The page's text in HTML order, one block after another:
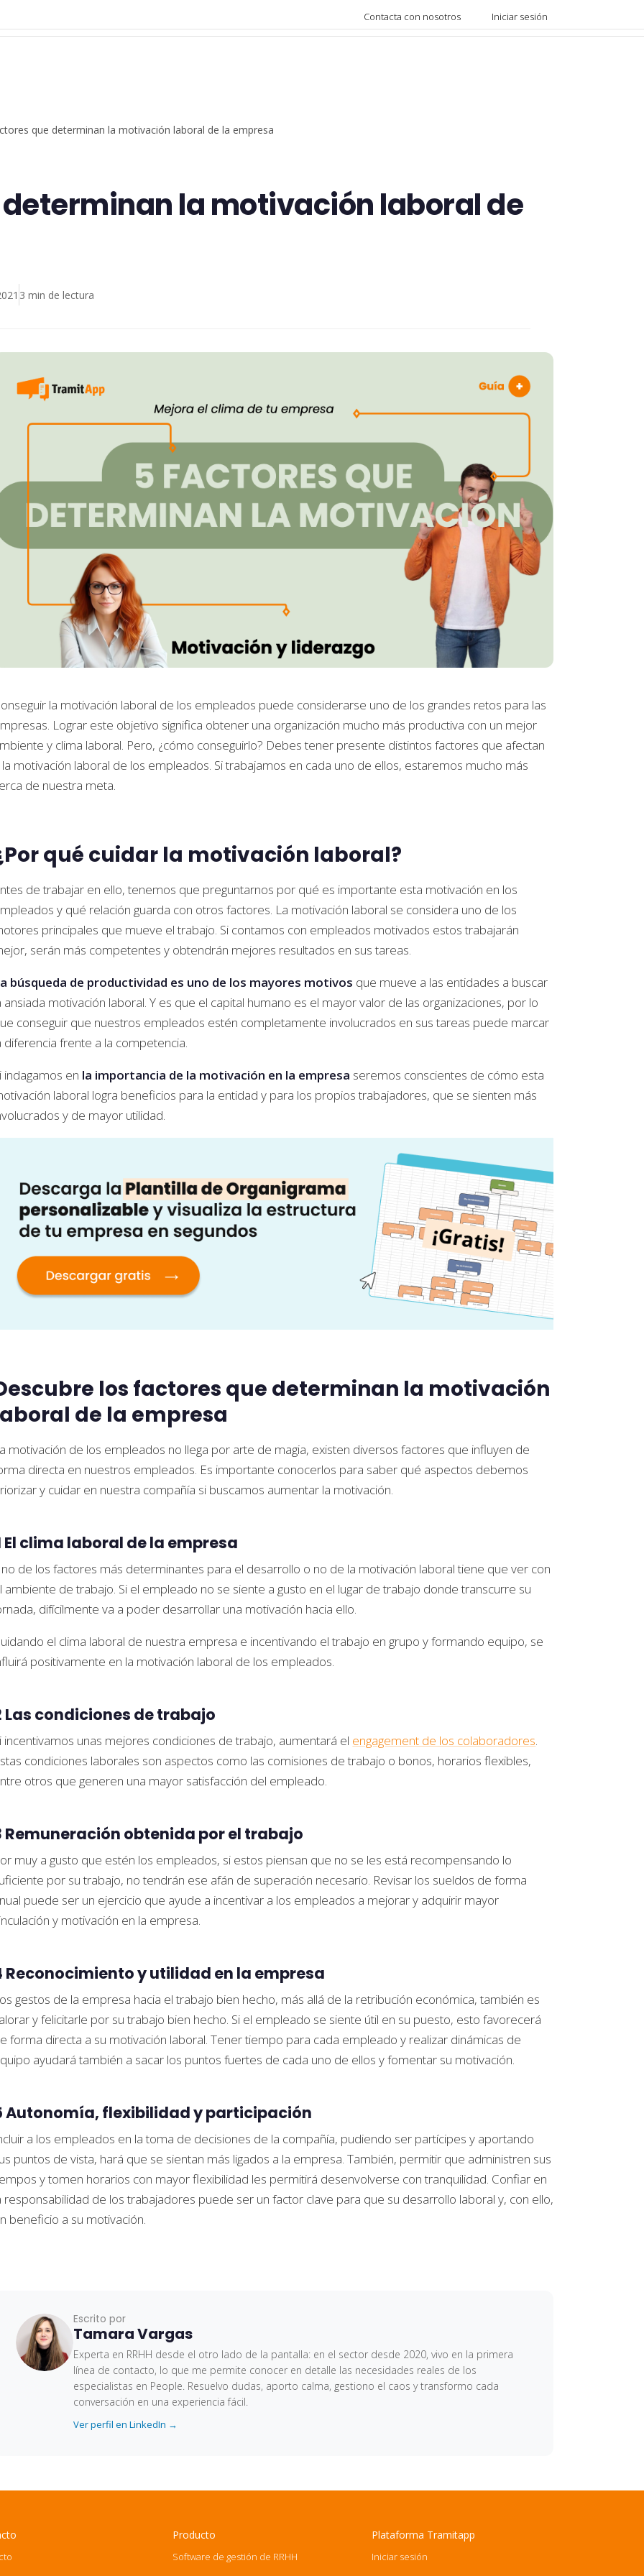
Contacta con nosotros Iniciar sesión
que determinan la motivación laboral de la empresa
la motivación laboral de
3 min de lectura
la motivación laboral de los empleados puede considerarse uno de los grandes retos para las
Lograr este objetivo significa obtener una organización mucho más productiva con un mejor
y clima laboral. Pero, ¿cómo conseguirlo? Debes tener presente distintos factores que afectan
la motivación laboral de los empleados. Si trabajamos en cada uno de ellos, estaremos mucho más
de nuestra meta.
qué cuidar la motivación laboral?
de trabajar en ello, tenemos que preguntarnos por qué es importante esta motivación en los
y qué relación guarda con otros factores. La motivación laboral se considera uno de los
principales que mueve el trabajo. Si contamos con empleados motivados estos trabajarán
serán más competentes y obtendrán mejores resultados en sus tareas.
búsqueda de productividad es uno de los mayores motivos que mueve a las entidades a buscar
ansiada motivación laboral. Y es que el capital humano es el mayor valor de las organizaciones, por lo
conseguir que nuestros empleados estén completamente involucrados en sus tareas puede marcar
diferencia frente a la competencia.
indagamos en la importancia de la motivación en la empresa seremos conscientes de cómo esta
laboral logra beneficios para la entidad y para los propios trabajadores, que se sienten más
y de mayor utilidad.
los factores que determinan la motivación
de la empresa
motivación de los empleados no llega por arte de magia, existen diversos factores que influyen de
directa en nuestros empleados. Es importante conocerlos para saber qué aspectos debemos
y cuidar en nuestra compañía si buscamos aumentar la motivación.
El clima laboral de la empresa
de los factores más determinantes para el desarrollo o no de la motivación laboral tiene que ver con
ambiente de trabajo. Si el empleado no se siente a gusto en el lugar de trabajo donde transcurre su
difícilmente va a poder desarrollar una motivación hacia ello.
el clima laboral de nuestra empresa e incentivando el trabajo en grupo y formando equipo, se
positivamente en la motivación laboral de los empleados.
Las condiciones de trabajo
incentivamos unas mejores condiciones de trabajo, aumentará el engagement de los colaboradores.
condiciones laborales son aspectos como las comisiones de trabajo o bonos, horarios flexibles,
otros que generen una mayor satisfacción del empleado.
Remuneración obtenida por el trabajo
muy a gusto que estén los empleados, si estos piensan que no se les está recompensando lo
por su trabajo, no tendrán ese afán de superación necesario. Revisar los sueldos de forma
puede ser un ejercicio que ayude a incentivar a los empleados a mejorar y adquirir mayor
y motivación en la empresa.
Reconocimiento y utilidad en la empresa
gestos de la empresa hacia el trabajo bien hecho, más allá de la retribución económica, también es
y felicitarle por su trabajo bien hecho. Si el empleado se siente útil en su puesto, esto favorecerá
forma directa a su motivación laboral. Tener tiempo para cada empleado y realizar dinámicas de
ayudará también a sacar los puntos fuertes de cada uno de ellos y fomentar su motivación.
Autonomía, flexibilidad y participación
a los empleados en la toma de decisiones de la compañía, pudiendo ser partícipes y aportando
puntos de vista, hará que se sientan más ligados a la empresa. También, permitir que administren sus
y tomen horarios con mayor flexibilidad les permitirá desenvolverse con tranquilidad. Confiar en
responsabilidad de los trabajadores puede ser un factor clave para que su desarrollo laboral y, con ello,
beneficio a su motivación.
Escrito por
Tamara Vargas
Experta en RRHH desde el otro lado de la pantalla: en el sector desde 2020, vivo en la primera
línea de contacto, lo que me permite conocer en detalle las necesidades reales de los
especialistas en People. Resuelvo dudas, aporto calma, gestiono el caos y transformo cada
conversación en una experiencia fácil.
Ver perfil en LinkedIn →
Producto
Software de gestión de RRHH
Plataforma Tramitapp
Iniciar sesión